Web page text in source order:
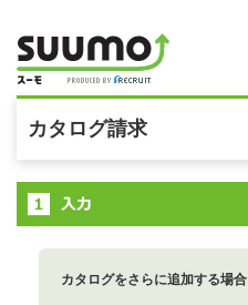
カタログ請求
カタログをさらに追加する場合